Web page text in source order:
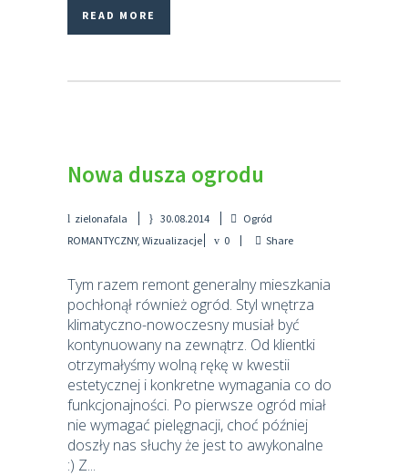
READ MORE
Nowa dusza ogrodu
zielonafala 30.08.2014
Ogród
ROMANTYCZNY, Wizualizacje 0 Share
Tym razem remont generalny mieszkania
pochłonął również ogród. Styl wnętrza
klimatyczno-nowoczesny musiał być
kontynuowany na zewnątrz. Od klientki
otrzymałyśmy wolną rękę w kwestii
estetycznej i konkretne wymagania co do
funkcjonajności. Po pierwsze ogród miał
nie wymagać pielęgnacji, choć później
doszły nas słuchy że jest to awykonalne
:) Z...